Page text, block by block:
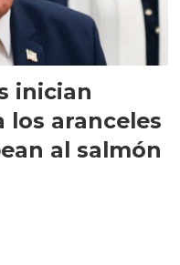
inician
los aranceles
al salmón